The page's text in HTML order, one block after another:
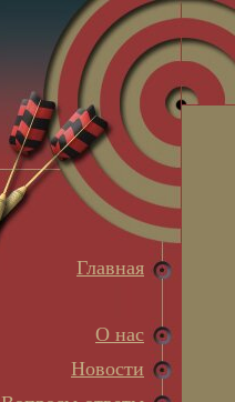
Главная
О нас
Новости